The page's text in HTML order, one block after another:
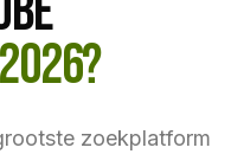
zoekplatform